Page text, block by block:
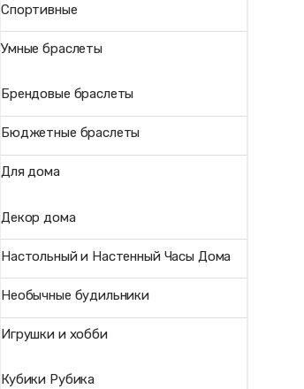
Спортивные
Умные браслеты
Брендовые браслеты
Бюджетные браслеты
Для дома
Декор дома
Настольный и Настенный Часы Дома
Необычные будильники
Игрушки и хобби
Кубики Рубика